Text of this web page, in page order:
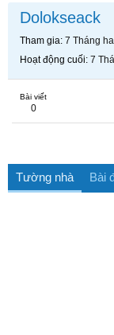
Dolokseack
Tham gia 7 Tháng
Hoạt động cuối 7
Bài viết
0
Tường nhà Bài